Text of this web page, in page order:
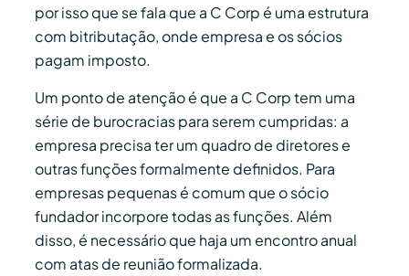
por isso que se fala que a C Corp é uma estrutura
com bitributação, onde empresa e os sócios
pagam imposto.
Um ponto de atenção é que a C Corp tem uma
série de burocracias para serem cumpridas: a
empresa precisa ter um quadro de diretores e
outras funções formalmente definidos. Para
empresas pequenas é comum que o sócio
fundador incorpore todas as funções. Além
disso, é necessário que haja um encontro anual
com atas de reunião formalizada.